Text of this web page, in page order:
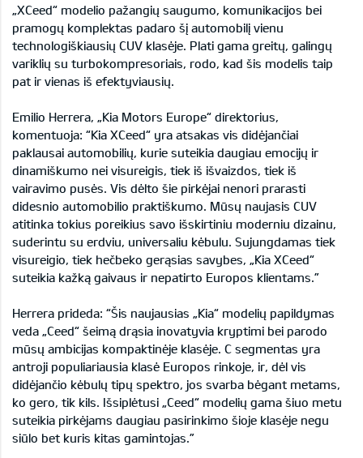
„XCeed“ modelio pažangių saugumo, komunikacijos bei
pramogų komplektas padaro šį automobilį vienu
technologiškiausių CUV klasėje. Plati gama greitų, galingų
variklių su turbokompresoriais, rodo, kad šis modelis taip
pat ir vienas iš efektyviausių.
Emilio Herrera, „Kia Motors Europe“ direktorius,
komentuoja: “Kia XCeed“ yra atsakas vis didėjančiai
paklausai automobilių, kurie suteikia daugiau emocijų ir
dinamiškumo nei visureigis, tiek iš išvaizdos, tiek iš
vairavimo pusės. Vis dėlto šie pirkėjai nenori prarasti
didesnio automobilio praktiškumo. Mūsų naujasis CUV
atitinka tokius poreikius savo išskirtiniu moderniu dizainu,
suderintu su erdviu, universaliu kėbulu. Sujungdamas tiek
visureigio, tiek hečbeko gerąsias savybes, „Kia XCeed“
suteikia kažką gaivaus ir nepatirto Europos klientams.”
Herrera prideda: “Šis naujausias „Kia“ modelių papildymas
veda „Ceed“ šeimą drąsia inovatyvia kryptimi bei parodo
mūsų ambicijas kompaktinėje klasėje. C segmentas yra
antroji populiariausia klasė Europos rinkoje, ir, dėl vis
didėjančio kėbulų tipų spektro, jos svarba bėgant metams,
ko gero, tik kils. Išsiplėtusi „Ceed“ modelių gama šiuo metu
suteikia pirkėjams daugiau pasirinkimo šioje klasėje negu
siūlo bet kuris kitas gamintojas.”